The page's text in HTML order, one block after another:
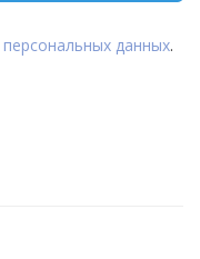
персональных данных.